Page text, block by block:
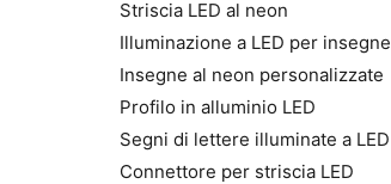
Striscia LED al neon
Illuminazione a LED per insegne
Insegne al neon personalizzate
Profilo in alluminio LED
Segni di lettere illuminate a LED
Connettore per striscia LED